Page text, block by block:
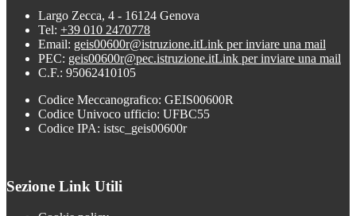
Largo Zecca, 4 - 16124 Genova
Tel: +39 010 2470778
Email: geis00600r@istruzione.itLink per inviare una mail
PEC: geis00600r@pec.istruzione.itLink per inviare una mail
C.F.: 95062410105
Codice Meccanografico: GEIS00600R
Codice Univoco ufficio: UFBC55
Codice IPA: istsc_geis00600r
Sezione Link Utili